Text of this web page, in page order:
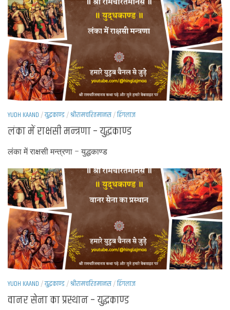
YUDH KAAND/युद्धकाण्ड/श्रीरामचरितमानस/हिंगलाज
लंका में राक्षसी मन्त्रणा – युद्धकाण्ड
लंका में राक्षसी मन्त्रणा – युद्धकाण्ड
YUDH KAAND/युद्धकाण्ड/श्रीरामचरितमानस/हिंगलाज
वानर सेना का प्रस्थान – युद्धकाण्ड